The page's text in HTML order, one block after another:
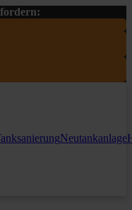
Neutankanlage